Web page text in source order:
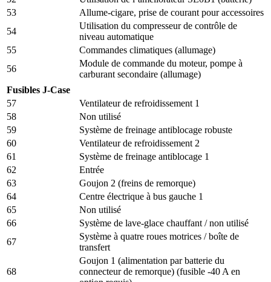
53
Allume-cigare, prise de courant pour accessoires
54
Utilisation du compresseur de contrôle de
niveau automatique
55
Commandes climatiques (allumage)
56
Module de commande du moteur, pompe à
carburant secondaire (allumage)
Fusibles J-Case
57
Ventilateur de refroidissement 1
58
Non utilisé
59
Système de freinage antiblocage robuste
60
Ventilateur de refroidissement 2
61
Système de freinage antiblocage 1
62
Entrée
63
Goujon 2 (freins de remorque)
64
Centre électrique à bus gauche 1
65
Non utilisé
66
Système de lave-glace chauffant / non utilisé
67
Système à quatre roues motrices / boîte de
transfert
68
Goujon 1 (alimentation par batterie du
connecteur de remorque) (fusible -40 A en